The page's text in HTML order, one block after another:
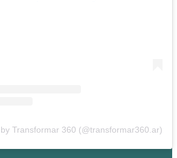
Transformar 360 (@transformar360.ar)